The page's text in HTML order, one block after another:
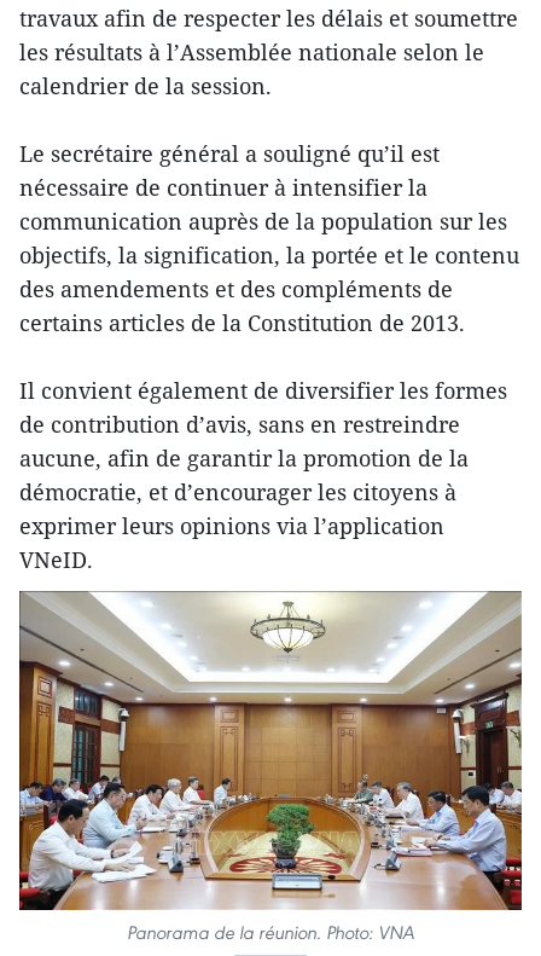
travaux afin de respecter les délais et soumettre
les résultats à l’Assemblée nationale selon le
calendrier de la session.
Le secrétaire général a souligné qu’il est
nécessaire de continuer à intensifier la
communication auprès de la population sur les
objectifs, la signification, la portée et le contenu
des amendements et des compléments de
certains articles de la Constitution de 2013.
Il convient également de diversifier les formes
de contribution d’avis, sans en restreindre
aucune, afin de garantir la promotion de la
démocratie, et d’encourager les citoyens à
exprimer leurs opinions via l’application
VNeID.
Panorama de la réunion. Photo: VNA